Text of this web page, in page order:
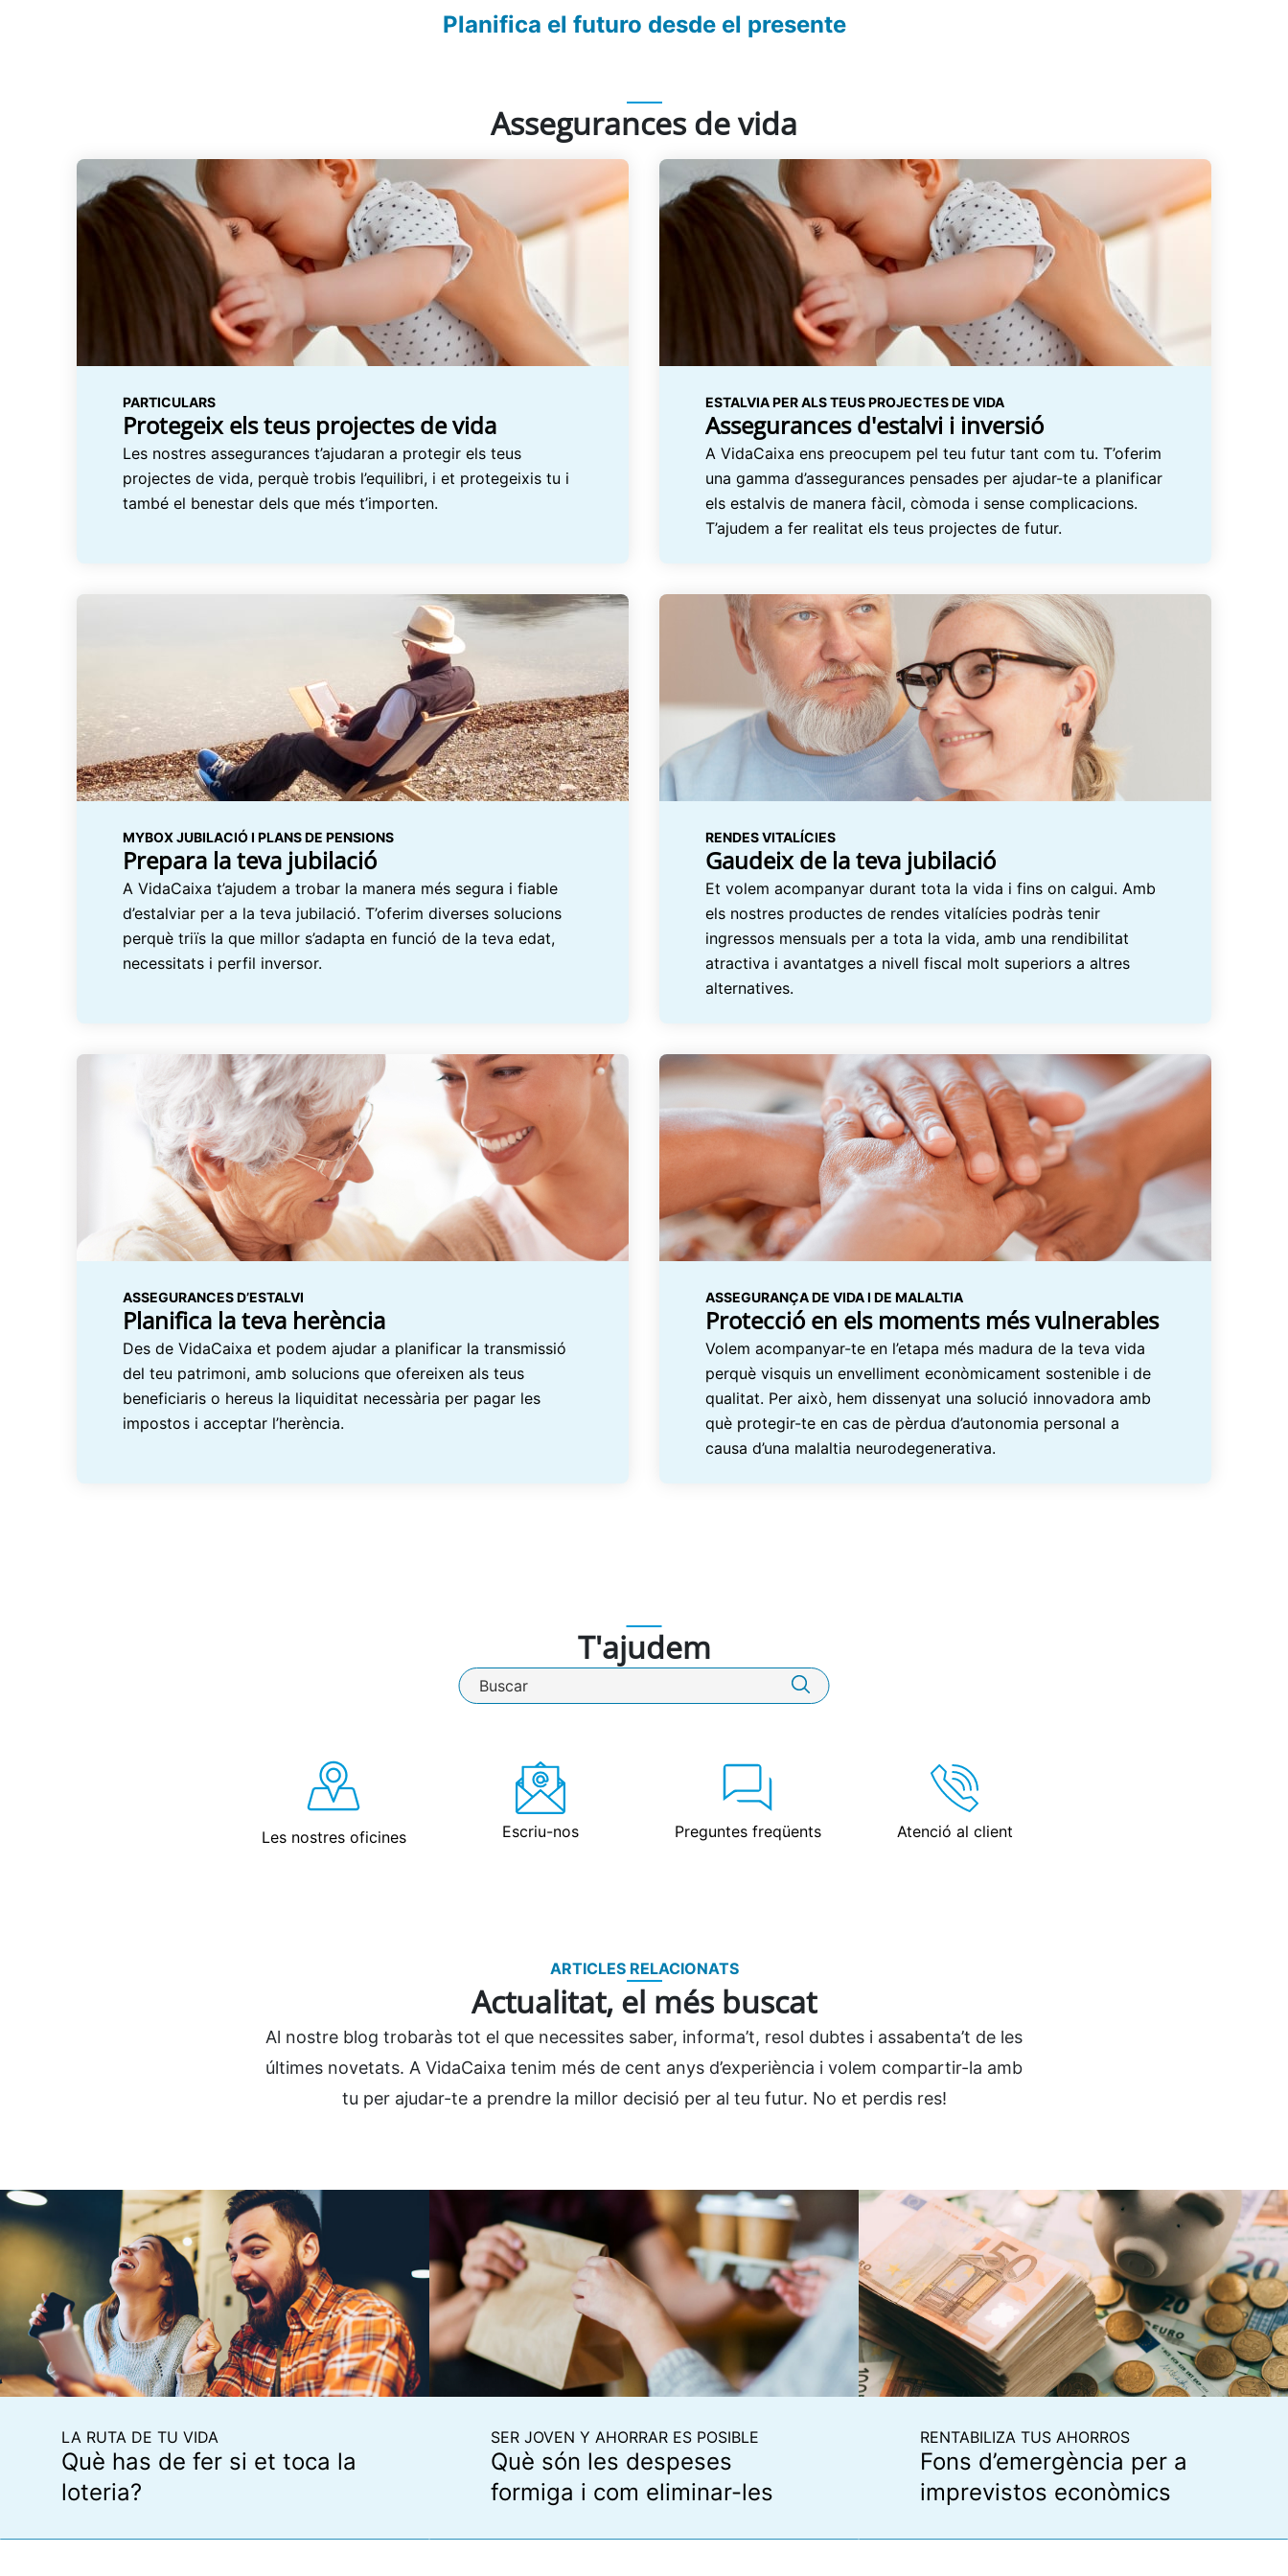
Planifica el futuro desde el presente
Assegurances de vida
PARTICULARS
Protegeix els teus projectes de vida
Les nostres assegurances t’ajudaran a protegir els teus
projectes de vida, perquè trobis l’equilibri, i et protegeixis tu i
també el benestar dels que més t’importen.
ESTALVIA PER ALS TEUS PROJECTES DE VIDA
Assegurances d'estalvi i inversió
A VidaCaixa ens preocupem pel teu futur tant com tu. T’oferim
una gamma d’assegurances pensades per ajudar-te a planificar
els estalvis de manera fàcil, còmoda i sense complicacions.
T’ajudem a fer realitat els teus projectes de futur.
MYBOX JUBILACIÓ I PLANS DE PENSIONS
Prepara la teva jubilació
A VidaCaixa t’ajudem a trobar la manera més segura i fiable
d’estalviar per a la teva jubilació. T’oferim diverses solucions
perquè triïs la que millor s’adapta en funció de la teva edat,
necessitats i perfil inversor.
RENDES VITALÍCIES
Gaudeix de la teva jubilació
Et volem acompanyar durant tota la vida i fins on calgui. Amb
els nostres productes de rendes vitalícies podràs tenir
ingressos mensuals per a tota la vida, amb una rendibilitat
atractiva i avantatges a nivell fiscal molt superiors a altres
alternatives.
ASSEGURANCES D’ESTALVI
Planifica la teva herència
Des de VidaCaixa et podem ajudar a planificar la transmissió
del teu patrimoni, amb solucions que ofereixen als teus
beneficiaris o hereus la liquiditat necessària per pagar les
impostos i acceptar l’herència.
ASSEGURANÇA DE VIDA I DE MALALTIA
Protecció en els moments més vulnerables
Volem acompanyar-te en l’etapa més madura de la teva vida
perquè visquis un envelliment econòmicament sostenible i de
qualitat. Per això, hem dissenyat una solució innovadora amb
què protegir-te en cas de pèrdua d’autonomia personal a
causa d’una malaltia neurodegenerativa.
T'ajudem
Cercador de VidaCaixa
Les nostres oficines Escriu-nos Preguntes freqüents Atenció al client
ARTICLES RELACIONATS
Actualitat, el més buscat
Al nostre blog trobaràs tot el que necessites saber, informa’t, resol dubtes i assabenta’t de les
últimes novetats. A VidaCaixa tenim més de cent anys d’experiència i volem compartir-la amb
tu per ajudar-te a prendre la millor decisió per al teu futur. No et perdis res!
LA RUTA DE TU VIDA
Què has de fer si et toca la
loteria?
SER JOVEN Y AHORRAR ES POSIBLE
Què són les despeses
formiga i com eliminar-les
RENTABILIZA TUS AHORROS
Fons d’emergència per a
imprevistos econòmics